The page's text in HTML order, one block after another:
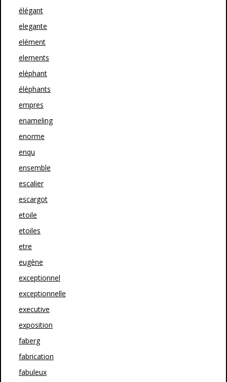
élégant
elegante
elément
elements
eléphant
éléphants
empres
enameling
enorme
enqu
ensemble
escalier
escargot
etoile
etoiles
etre
eugène
exceptionnel
exceptionnelle
executive
exposition
faberg
fabrication
fabuleux